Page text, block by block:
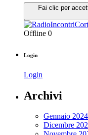
Fai clic per
Offline 0
Login
Login
Archivi
Gennaio 2024
Dicembre